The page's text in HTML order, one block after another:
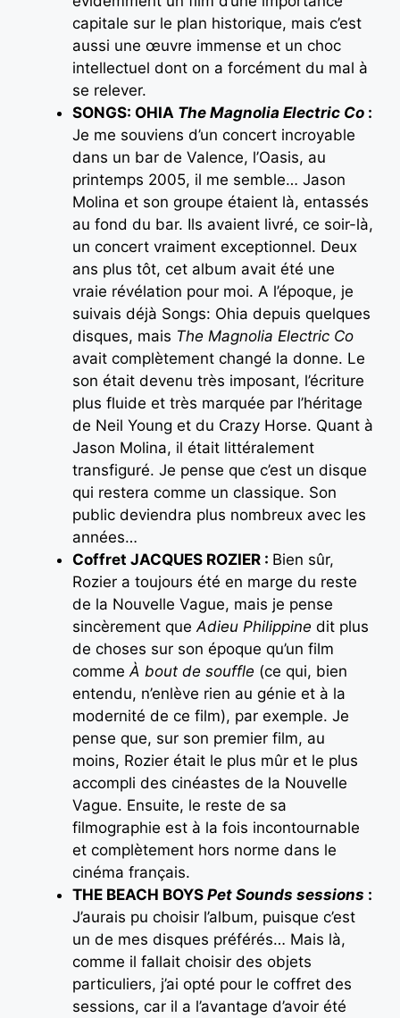
capitale sur le plan historique, mais c’est
aussi une œuvre immense et un choc
intellectuel dont on a forcément du mal à
se relever.
SONGS: OHIA The Magnolia Electric Co :
Je me souviens d’un concert incroyable
dans un bar de Valence, l’Oasis, au
printemps 2005, il me semble… Jason
Molina et son groupe étaient là, entassés
au fond du bar. Ils avaient livré, ce soir-là,
un concert vraiment exceptionnel. Deux
ans plus tôt, cet album avait été une
vraie révélation pour moi. A l’époque, je
suivais déjà Songs: Ohia depuis quelques
disques, mais The Magnolia Electric Co
avait complètement changé la donne. Le
son était devenu très imposant, l’écriture
plus fluide et très marquée par l’héritage
de Neil Young et du Crazy Horse. Quant à
Jason Molina, il était littéralement
transfiguré. Je pense que c’est un disque
qui restera comme un classique. Son
public deviendra plus nombreux avec les
années…
Coffret JACQUES ROZIER : Bien sûr,
Rozier a toujours été en marge du reste
de la Nouvelle Vague, mais je pense
sincèrement que Adieu Philippine dit plus
de choses sur son époque qu’un film
comme À bout de souffle (ce qui, bien
entendu, n’enlève rien au génie et à la
modernité de ce film), par exemple. Je
pense que, sur son premier film, au
moins, Rozier était le plus mûr et le plus
accompli des cinéastes de la Nouvelle
Vague. Ensuite, le reste de sa
filmographie est à la fois incontournable
et complètement hors norme dans le
cinéma français.
THE BEACH BOYS Pet Sounds sessions :
J’aurais pu choisir l’album, puisque c’est
un de mes disques préférés… Mais là,
comme il fallait choisir des objets
particuliers, j’ai opté pour le coffret des
sessions, car il a l’avantage d’avoir été